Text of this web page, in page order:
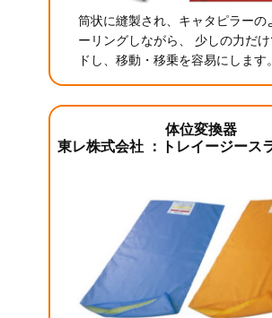
筒状に縫製され、キャタピラーの
ーリングしながら、 少しの力だ
ドし、移動・移乗を容易にします
体位変換器
東レ株式会社 ：トレイージース